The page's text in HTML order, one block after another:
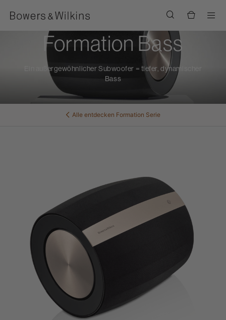
Formation Bass
Ein außergewöhnlicher Subwoofer = tiefer, dynamischer
Bass
Alle entdecken Formation Serie